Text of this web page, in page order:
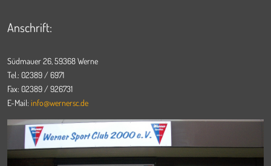
Anschrift:
Südmauer 26, 59368 Werne
Tel.: 02389 / 6971
Fax: 02389 / 926731
E-Mail: info@wernersc.de